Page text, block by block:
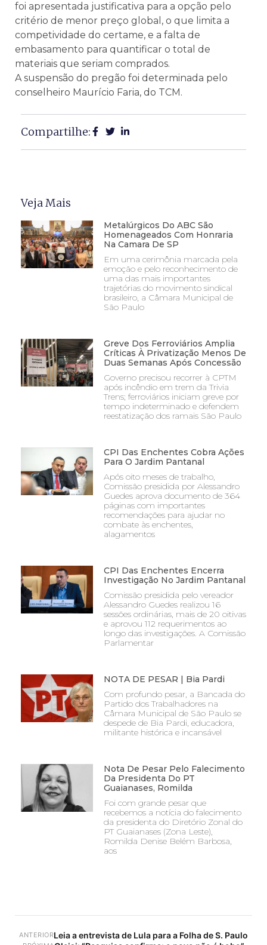
foi apresentada justificativa para a opção pelo
critério de menor preço global, o que limita a
competividade do certame, e a falta de
embasamento para quantificar o total de
materiais que seriam comprados.
A suspensão do pregão foi determinada pelo
conselheiro Maurício Faria, do TCM.
Compartilhe:
Veja Mais
Metalúrgicos Do ABC São
Homenageados Com Honraria
Na Camara De SP
Em uma cerimônia marcada pela
emoção e pelo reconhecimento de
uma das mais importantes
trajetórias do movimento sindical
brasileiro, a Câmara Municipal de
São Paulo
Greve Dos Ferroviários Amplia
Críticas À Privatização Menos De
Duas Semanas Após Concessão
Governo precisou recorrer à CPTM
após incêndio em trem da Trivia
Trens; ferroviários iniciam greve por
tempo indeterminado e defendem
reestatização dos ramais São Paulo
CPI Das Enchentes Cobra Ações
Para O Jardim Pantanal
Após oito meses de trabalho,
Comissão presidida por Alessandro
Guedes aprova documento de 364
páginas com importantes
recomendações para ajudar no
combate às enchentes,
alagamentos
CPI Das Enchentes Encerra
Investigação No Jardim Pantanal
Comissão presidida pelo vereador
Alessandro Guedes realizou 16
sessões ordinárias, mais de 20 oitivas
e aprovou 112 requerimentos ao
longo das investigações. A Comissão
Parlamentar
NOTA DE PESAR | Bia Pardi
Com profundo pesar, a Bancada do
Partido dos Trabalhadores na
Câmara Municipal de São Paulo se
despede de Bia Pardi, educadora,
militante histórica e incansável
Nota De Pesar Pelo Falecimento
Da Presidenta Do PT
Guaianases, Romilda
Foi com grande pesar que
recebemos a notícia do falecimento
da presidenta do Diretório Zonal do
PT Guaianases (Zona Leste),
Romilda Denise Belém Barbosa,
aos
ANTERIORLeia a entrevista de Lula para a Folha de S. Paulo